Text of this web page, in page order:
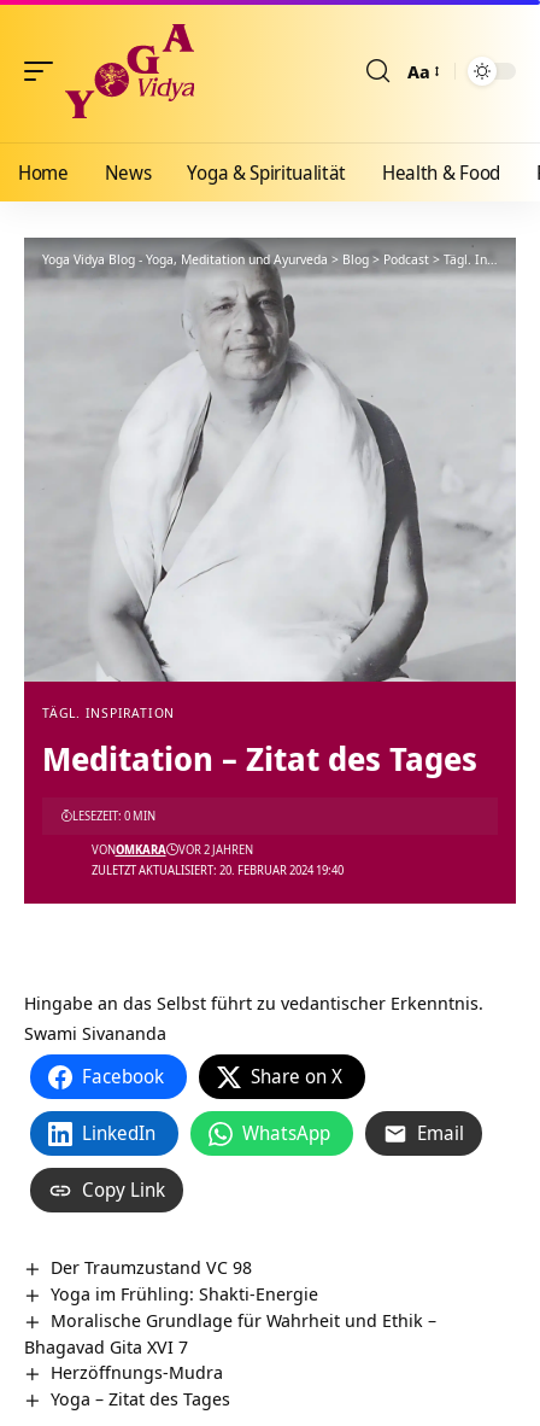
Aa
Home News Yoga & Spiritualität Health & Food
Yoga Vidya Blog - Yoga, Meditation und Ayurveda > Blog > Podcast > Tägl. Inspiration
TÄGL. INSPIRATION
Meditation – Zitat des Tages
ZULETZT AKTUALISIERT: 20. FEBRUAR 2024 19:40
VONOMKARA VOR 2 JAHREN
LESEZEIT: 0 MIN
Hingabe an das Selbst führt zu vedantischer Erkenntnis.
Swami Sivananda
Facebook Share on X
LinkedIn WhatsApp Email
Copy Link
Der Traumzustand VC 98
Yoga im Frühling: Shakti-Energie
Moralische Grundlage für Wahrheit und Ethik –
Bhagavad Gita XVI 7
Herzöffnungs-Mudra
Yoga – Zitat des Tages